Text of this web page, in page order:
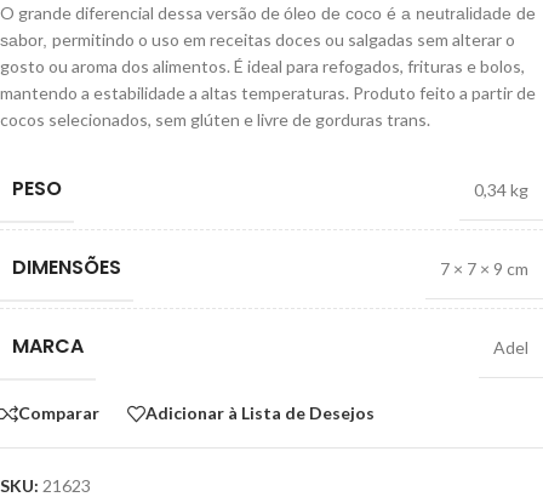
O grande diferencial dessa versão deóleo de coco é a neutralidade de
sabor, permitindo o uso em receitas doces ou salgadas sem alterar o
gosto ou aroma dos alimentos. É ideal para refogados, frituras e bolos,
mantendo a estabilidade a altas temperaturas. Produto feito a partir de
cocos selecionados, sem glúten e livre de gorduras trans.
PESO 0,34 kg
DIMENSÕES 7 × 7 × 9 cm
MARCA Adel
Comparar Adicionar à Lista de Desejos
SKU: 21623